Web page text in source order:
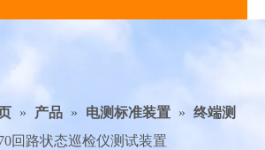
» 产品 » 电测标准装置 » 终端测
回路状态巡检仪测试装置